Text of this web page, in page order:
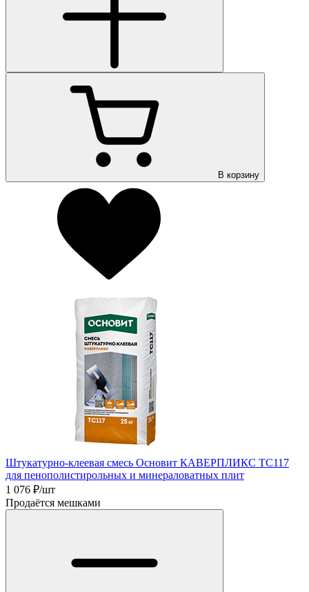
В корзину
Штукатурно-клеевая смесь Основит КАВЕРПЛИКС TC117
для пенополистирольных и минераловатных плит
1 076 ₽/шт
Продаётся мешками